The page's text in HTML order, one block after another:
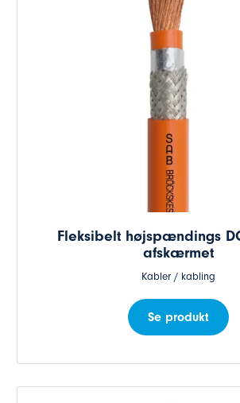
Fleksibelt højspændings
afskærmet
Kabler / kabling
Se produkt